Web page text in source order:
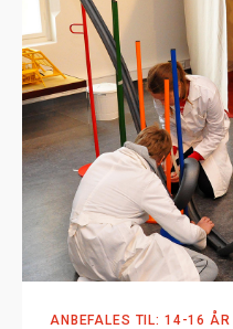
ANBEFALES TIL: 14-16 ÅR